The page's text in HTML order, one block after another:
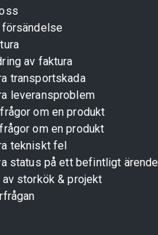
försändelse
av faktura
transportskada
leveransproblem
om en produkt
om en produkt
tekniskt fel
status på ett befintligt ärende
av storkök & projekt